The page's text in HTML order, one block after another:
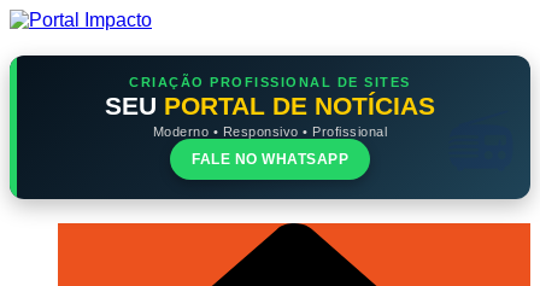
Ir
o
CRIAÇÃO PROFISSIONAL DE SITES
SEU PORTAL DE NOTÍCIAS
Moderno • Responsivo • Profissional
FALE NO WHATSAPP